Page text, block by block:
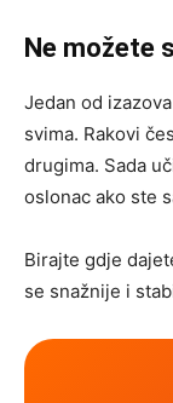
Ne možete
Jedan od
svima. Rakovi
drugima. Sada
oslonac ako ste
Birajte gdje
se snažnije i